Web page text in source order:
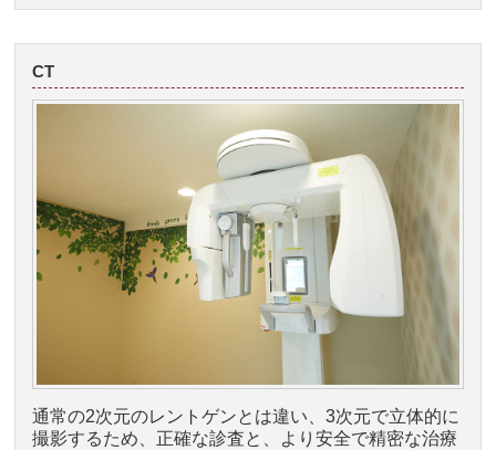
CT
通常の2次元のレントゲンとは違い、3次元で立体的に
撮影するため、正確な診査と、より安全で精密な治療